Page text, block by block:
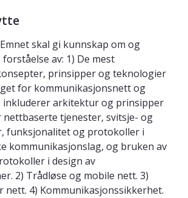
skal gi kunnskap om og
av: 1) De mest
prinsipper og teknologier
for kommunikasjonsnett og
inkluderer arkitektur og prinsipper
nettbaserte tjenester, svitsje- og
funksjonalitet og protokoller i
kommunikasjonslag, og bruken av
i design av
2) Trådløse og mobile nett. 3)
nett. 4) Kommunikasjonssikkerhet.